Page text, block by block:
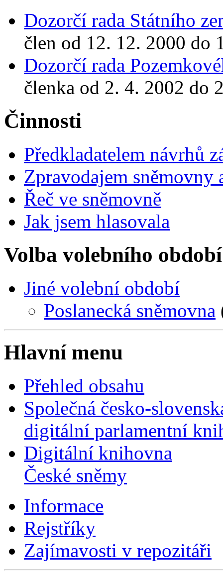
Dozorčí rada Státního
člen od 12. 12. 2000 do
Dozorčí rada
členka od 2. 4. 2002 do
Činnosti
Předkladatelem návrhů
Zpravodajem
Řeč ve sněmovně
Jak jsem hlasovala
Volba volebního období
Jiné volební období
Poslanecká sněmovna
Hlavní menu
Přehled obsahu
Společná česko-
digitální parlamentní
Digitální knihovna
České sněmy
Informace
Rejstříky
Zajímavosti v repozitáři